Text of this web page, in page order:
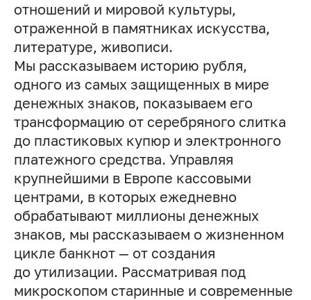
отношений и мировой культуры,
отраженной в памятниках искусства,
литературе, живописи.
Мы рассказываем историю рубля,
одного из самых защищенных в мире
денежных знаков, показываем его
трансформацию от серебряного слитка
до пластиковых купюр и электронного
платежного средства. Управляя
крупнейшими в Европе кассовыми
центрами, в которых ежедневно
обрабатывают миллионы денежных
знаков, мы рассказываем о жизненном
цикле банкнот — от создания
до утилизации. Рассматривая под
микроскопом старинные и современные